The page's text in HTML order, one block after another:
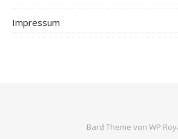
Impressum
Bard Theme von WP